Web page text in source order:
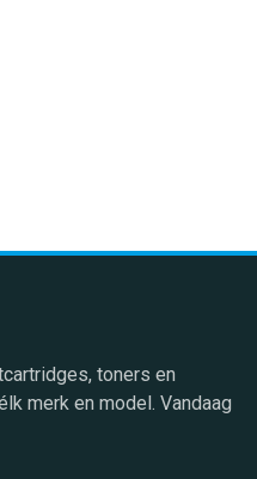
toners en
merk en model. Vandaag